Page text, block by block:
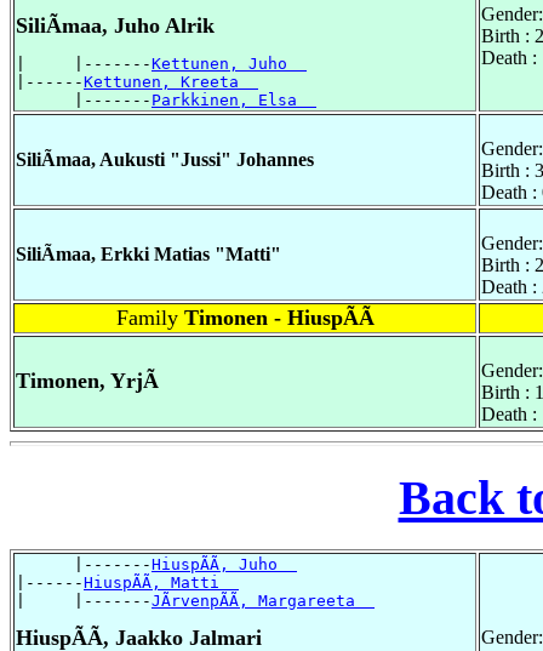
SiliÃmaa, Juho Alrik
|     |-------Kettunen, Juho
|------Kettunen, Kreeta
      |-------
Parkkinen, Elsa
Birth :
Death
SiliÃmaa, Aukusti "Jussi" Johannes
Birth :
Death :
SiliÃmaa, Erkki Matias "Matti"
Birth :
Death :
Family Timonen - HiuspÃÃ
Timonen, YrjÃ
Birth :
Death :
Back
      |-------
HiuspÃÃ, Juho
|------HiuspÃÃ, Matti
|     |-------JÃrvenpÃÃ, Margareeta
HiuspÃÃ, Jaakko Jalmari